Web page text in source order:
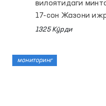
вилоятидаги
17-сон Жазони
Тергов
1325 Кўрди
мониторинг